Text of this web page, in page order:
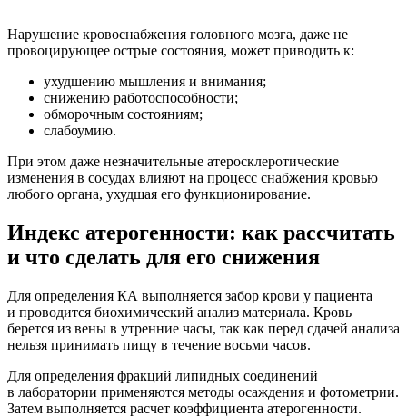
Нарушение кровоснабжения головного мозга, даже не
провоцирующее острые состояния, может приводить к:
ухудшению мышления и внимания;
снижению работоспособности;
обморочным состояниям;
слабоумию.
При этом даже незначительные атеросклеротические
изменения в сосудах влияют на процесс снабжения кровью
любого органа, ухудшая его функционирование.
Индекс атерогенности: как рассчитать
и что сделать для его снижения
Для определения КА выполняется забор крови у пациента
и проводится биохимический анализ материала. Кровь
берется из вены в утренние часы, так как перед сдачей анализа
нельзя принимать пищу в течение восьми часов.
Для определения фракций липидных соединений
в лаборатории применяются методы осаждения и фотометрии.
Затем выполняется расчет коэффициента атерогенности.